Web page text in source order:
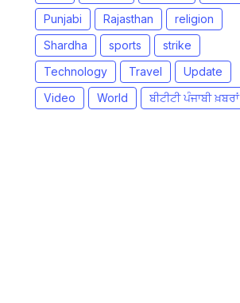
Punjabi
Rajasthan
religion
Shardha
sports
strike
Technology
Travel
Update
Video
World ਬੀਟੀਟੀ ਪੰਜਾਬੀ ਖ਼ਬਰਾਂ